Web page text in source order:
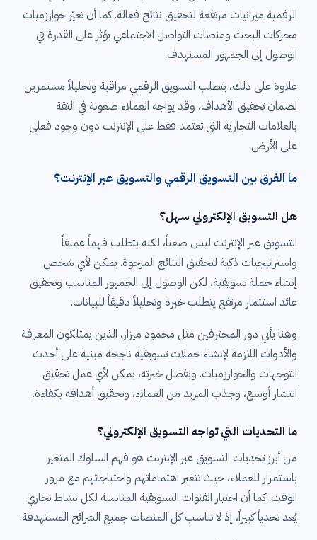
الرقمية ميزانيات مرتفعة لتحقيق نتائج فعالة. كما أن تغيّر خوارزميات
محركات البحث ومنصات التواصل الاجتماعي يؤثر على القدرة في
الوصول إلى الجمهور المستهدف.
علاوة على ذلك، يتطلب التسويق الرقمي مراقبة وتحليلاً مستمرين
لضمان تحقيق الأهداف، وقد يواجه العملاء صعوبة في الثقة
بالعلامات التجارية التي تعتمد فقط على الإنترنت دون وجود فعلي
على الأرض.
ما الفرق بين التسويق الرقمي والتسويق عبر الإنترنت؟
هل التسويق الإلكتروني سهل؟
التسويق عبر الإنترنت ليس صعباً، لكنه يتطلب فهماً عميقاً
واستراتيجيات ذكية لتحقيق النتائج المرجوة. يمكن لأي شخص
إنشاء حملة تسويقية، لكن الوصول إلى الجمهور المناسب وتحقيق
عائد استثمار مرتفع يتطلب خبرة وتحليلاً دقيقاً للبيانات.
وهنا يأتي دور المحترفين مثل محمود ميزار، الذين يمتلكون المعرفة
والأدوات اللازمة لإنشاء حملات تسويقية ناجحة مبنية على أحدث
التوجهات والخوارزميات. وبفضل خبرته، يمكن لأي عمل تحقيق
انتشار أوسع، وجذب المزيد من العملاء، وتحقيق أهدافه بكفاءة.
ما التحديات التي تواجه التسويق الإلكتروني؟
من أبرز تحديات التسويق عبر الإنترنت هو فهم السلوك المتغير
باستمرار للعملاء، حيث تتغير اهتماماتهم واحتياجاتهم مع مرور
الوقت. كما أن اختيار القنوات التسويقية المناسبة لكل نشاط تجاري
يُعد تحدياً كبيراً، إذ لا تناسب كل المنصات جميع الشرائح المستهدفة.